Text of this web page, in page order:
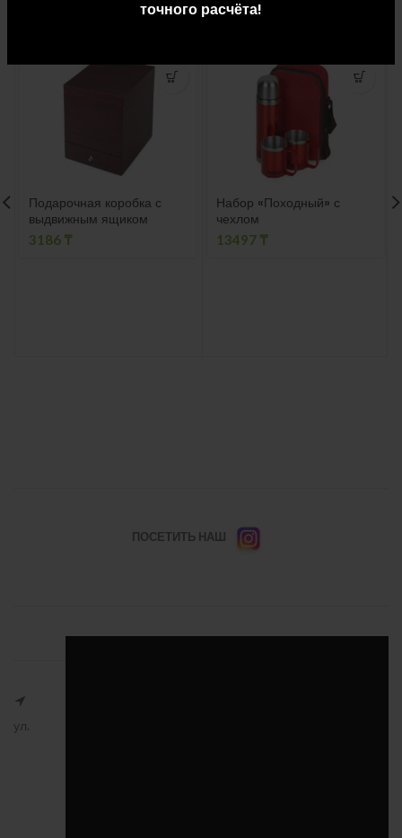
точного расчёта!
СОПУТСТВУЮЩИЕ ТОВАРЫ
Подарочная коробка с
выдвижным ящиком
3186 ₸
Набор «Походный» с
чехлом
13497 ₸
ПОСЕТИТЬ НАШ
ул.